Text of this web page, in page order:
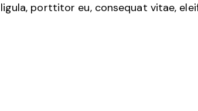
porttitor eu, consequat vitae,